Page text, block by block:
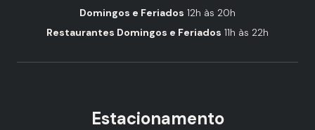
Domingos e Feriados 12h às 20h
Restaurantes Domingos e Feriados 11h às 22h
Estacionamento